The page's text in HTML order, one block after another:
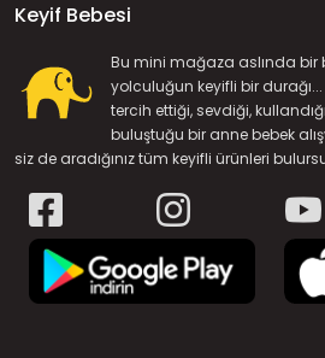
Keyif Bebesi
Bu mini mağaza aslında bir
yolculuğun keyifli bir
tercih ettiği, sevdiği,
buluştuğu bir anne bebek
siz de aradığınız tüm keyifli ürünleri